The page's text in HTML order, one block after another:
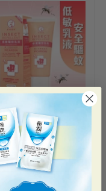
低敏驅蚊乳液
$98.90 售罄
售罄